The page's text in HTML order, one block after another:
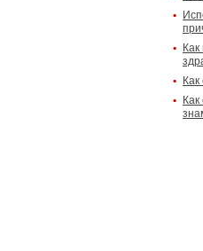
Как
Как